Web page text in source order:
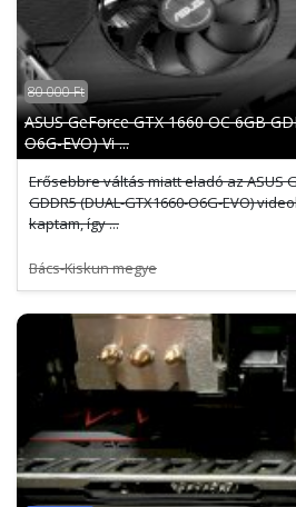
80 000 Ft
ASUS GeForce GTX 1660 OC 6GB
O6G-EVO) Vi ...
Erősebbre váltás miatt eladó az ASUS
GDDR5 (DUAL-GTX1660-O6G-EVO)
kaptam, így ...
Bács-Kiskun megye